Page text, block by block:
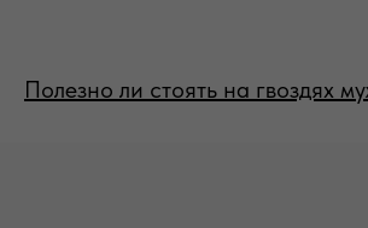
Полезно ли стоять на гвоздях